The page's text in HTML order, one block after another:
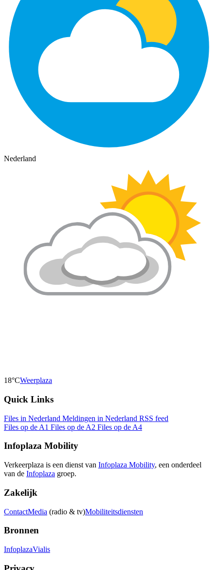
Nederland
18°CWeerplaza
Quick Links
Files in Nederland Meldingen in Nederland RSS feed
Files op de A1 Files op de A2 Files op de A4
Infoplaza Mobility
Verkeerplaza is een dienst van Infoplaza Mobility, een onderdeel
van de Infoplaza groep.
Zakelijk
ContactMedia (radio & tv)Mobiliteitsdiensten
Bronnen
InfoplazaVialis